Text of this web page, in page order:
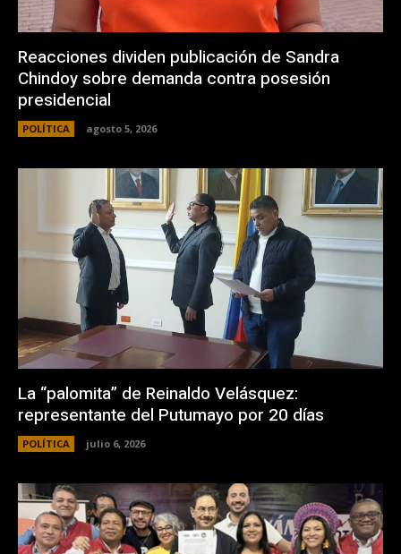
Reacciones dividen publicación de Sandra
Chindoy sobre demanda contra posesión
presidencial
POLÍTICA agosto 5, 2026
La “palomita” de Reinaldo Velásquez:
representante del Putumayo por 20 días
POLÍTICA julio 6, 2026